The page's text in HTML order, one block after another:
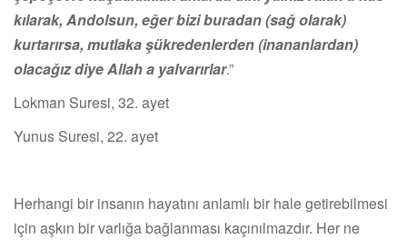
kılarak, Andolsun, eğer bizi buradan (sağ olarak)
kurtarırsa, mutlaka şükredenlerden (inananlardan)
olacağız diye Allah a yalvarırlar.”
Lokman Suresi, 32. ayet
Yunus Suresi, 22. ayet
Herhangi bir insanın hayatını anlamlı bir hale getirebilmesi
için aşkın bir varlığa bağlanması kaçınılmazdır. Her ne